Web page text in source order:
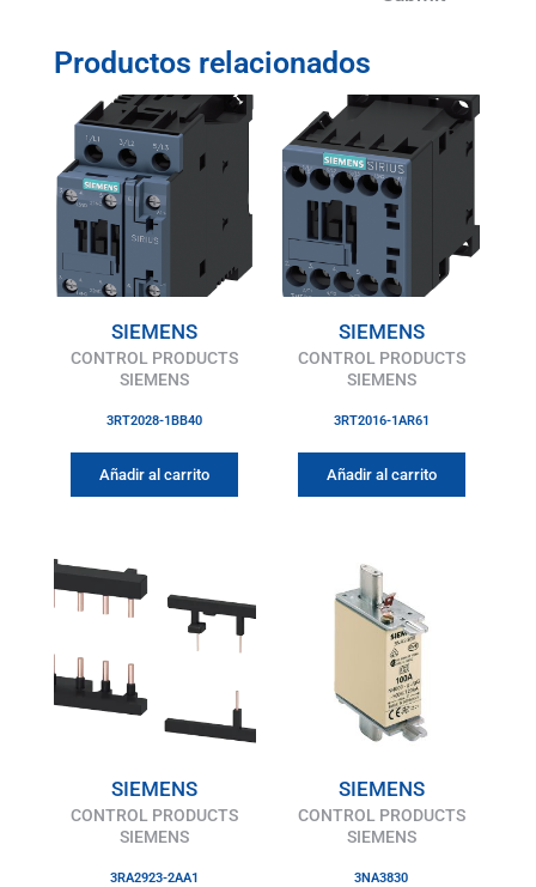
Productos relacionados
SIEMENS
CONTROL PRODUCTS
SIEMENS
3RT2028-1BB40
Añadir al carrito
SIEMENS
CONTROL PRODUCTS
SIEMENS
3RT2016-1AR61
Añadir al carrito
SIEMENS
CONTROL PRODUCTS
SIEMENS
3RA2923-2AA1
SIEMENS
CONTROL PRODUCTS
SIEMENS
3NA3830